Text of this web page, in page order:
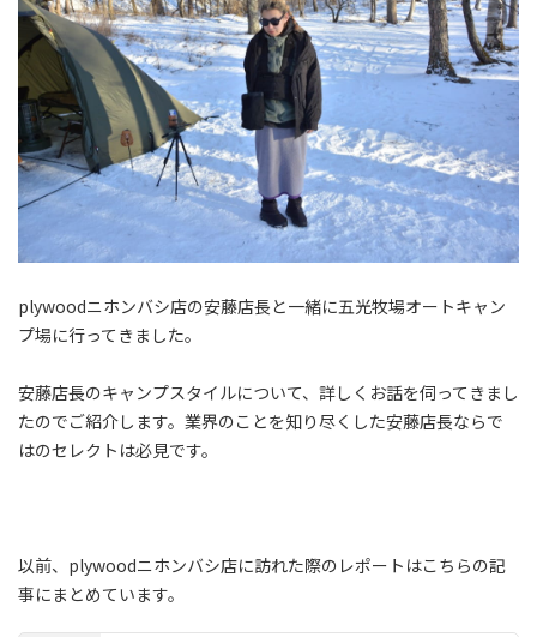
plywoodニホンバシ店の安藤店長と一緒に五光牧場オートキャン
プ場に行ってきました。
安藤店長のキャンプスタイルについて、詳しくお話を伺ってきまし
たのでご紹介します。業界のことを知り尽くした安藤店長ならで
はのセレクトは必見です。
以前、plywoodニホンバシ店に訪れた際のレポートはこちらの記
事にまとめています。